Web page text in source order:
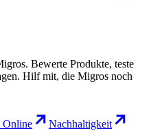
Bewerte Produkte, teste
Hilf mit, die Migros noch
Online
Nachhaltigkeit